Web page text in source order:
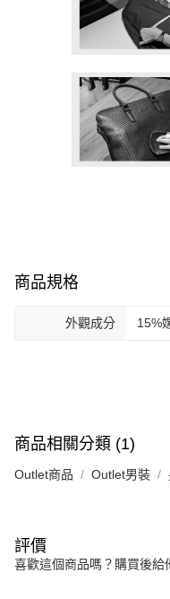
商品規格
外觀成分 15%
商品相關分類 (1)
Outlet商品 Outlet男裝
評價
喜歡這個商品嗎？購買後給